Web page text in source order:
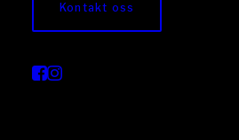
Kontakt oss
Multikutter
28